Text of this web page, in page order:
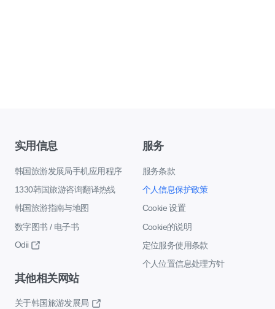
实用信息
韩国旅游发展局手机应用程序
1330韩国旅游咨询翻译热线
韩国旅游指南与地图
数字图书 / 电子书
Odii
服务
服务条款
个人信息保护政策
Cookie 设置
Cookie的说明
定位服务使用条款
个人位置信息处理方针
其他相关网站
关于韩国旅游发展局